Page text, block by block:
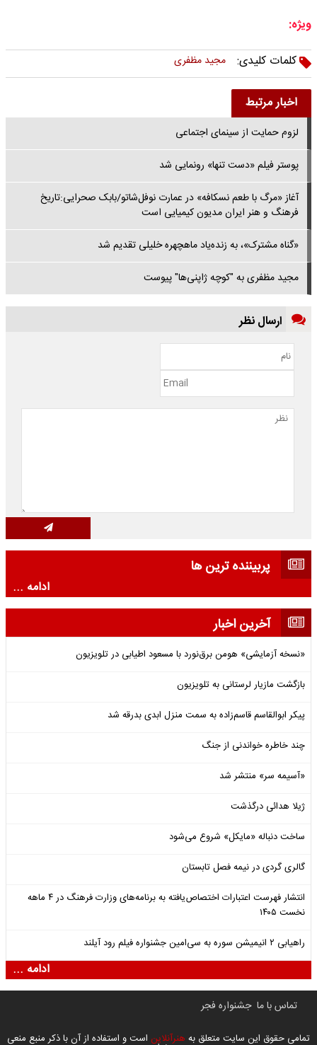
ویژه:
کلمات کلیدی:
مجید مظفری
اخبار مرتبط
لزوم حمایت از سینمای اجتماعی
پوستر فیلم «دست تنها» رونمایی شد
آغاز «مرگ با طعم نسکافه» در عمارت نوفل‌شاتو/بابک صحرایی:تاریخ
فرهنگ و هنر ایران مدیون کیمیایی است
«گناه مشترک»، به زنده‌یاد ماهچهره خلیلی تقدیم شد
مجید مظفری به "کوچه ژاپنی‌ها" پیوست
ارسال نظر
پربیننده ترین ها
ادامه ...
آخرین اخبار
«نسخه آزمایشی» هومن برق‌نورد با مسعود اطیابی در تلویزیون
بازگشت مازیار لرستانی به تلویزیون
پیکر ابوالقاسم قاسم‌زاده به سمت منزل ابدی بدرقه شد
چند خاطره خواندنی از جنگ
«آسیمه سر» منتشر شد
ژیلا هدائی درگذشت
ساخت دنباله «مایکل» شروع می‌شود
گالری گردی در نیمه فصل تابستان
انتشار فهرست اعتبارات اختصاص‌یافته به برنامه‌های وزارت فرهنگ در ۴ ماهه
نخست ۱۴۰۵
راهیابی ۲ انیمیشن سوره به سی‌امین جشنواره فیلم رود آیلند
ادامه ...
تماس با ما جشنواره فجر
تمامی حقوق این سایت متعلق به هنرآنلاین است و استفاده از آن با ذکر منبع منعی